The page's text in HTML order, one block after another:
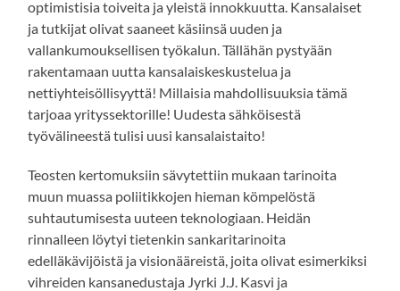
optimistisia toiveita ja yleistä innokkuutta. Kansalaiset
ja tutkijat olivat saaneet käsiinsä uuden ja
vallankumouksellisen työkalun. Tällähän pystyään
rakentamaan uutta kansalaiskeskustelua ja
nettiyhteisöllisyyttä! Millaisia mahdollisuuksia tämä
tarjoaa yrityssektorille! Uudesta sähköisestä
työvälineestä tulisi uusi kansalaistaito!
Teosten kertomuksiin sävytettiin mukaan tarinoita
muun muassa poliitikkojen hieman kömpelöstä
suhtautumisesta uuteen teknologiaan. Heidän
rinnalleen löytyi tietenkin sankaritarinoita
edelläkävijöistä ja visionääreistä, joita olivat esimerkiksi
vihreiden kansanedustaja Jyrki J.J. Kasvi ja